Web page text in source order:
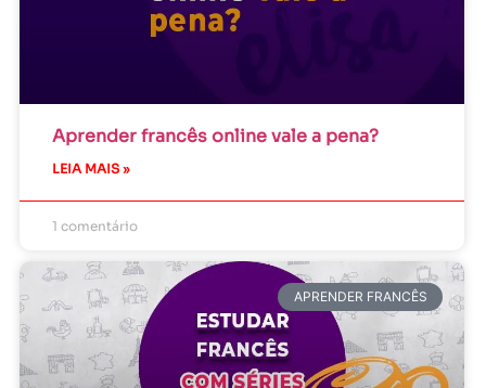
Aprender francês online vale a pena?
LEIA MAIS »
1 comentário
APRENDER FRANCÊS